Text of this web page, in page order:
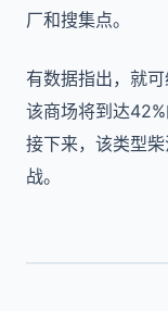
厂和搜集点。
有数据指出，就可
该商场将到达42%
接下来，该类型
战。